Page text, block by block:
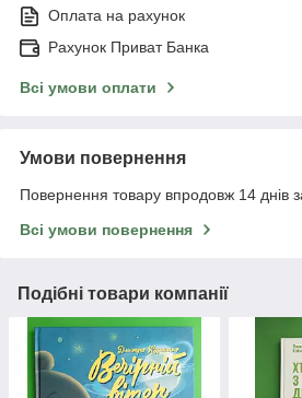
Оплата на рахунок
Рахунок Приват Банка
Всі умови оплати
Умови повернення
Повернення товару впродовж 14 днів
Всі умови повернення
Подібні товари компанії